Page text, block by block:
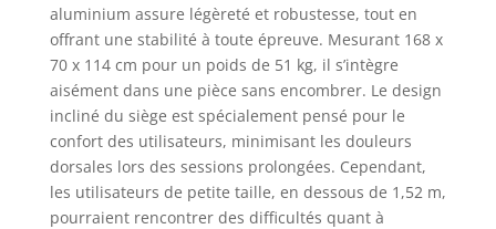
selle, le dossier, les
sangles des
pédales ainsi que
le support de la
console de notre
vélo d'appartement
semi-allongé sont
réglables pour
offrir le meilleur
aluminium assure légèreté et robustesse, tout en
offrant une stabilité à toute épreuve. Mesurant 168 x
70 x 114 cm pour un poids de 51 kg, il s’intègre
aisément dans une pièce sans encombrer. Le design
incliné du siège est spécialement pensé pour le
confort des utilisateurs, minimisant les douleurs
dorsales lors des sessions prolongées. Cependant,
les utilisateurs de petite taille, en dessous de 1,52 m,
pourraient rencontrer des difficultés quant à